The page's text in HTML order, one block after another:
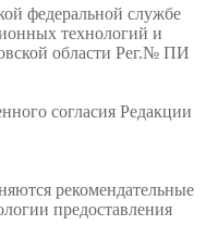
федеральной службе
технологий и
области Рег.№ ПИ
согласия Редакции
рекомендательные
предоставления